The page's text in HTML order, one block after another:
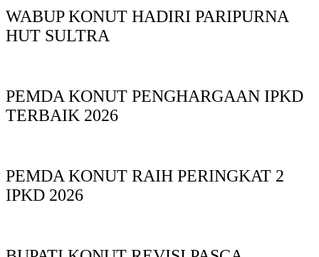
WABUP KONUT HADIRI PARIPURNA
HUT SULTRA
PEMDA KONUT PENGHARGAAN IPKD
TERBAIK 2026
PEMDA KONUT RAIH PERINGKAT 2
IPKD 2026